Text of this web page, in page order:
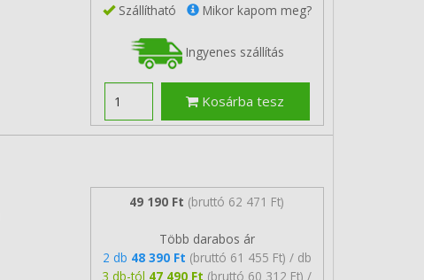
Szállítható Mikor kapom meg?
Ingyenes szállítás
Kosárba tesz
49 190 Ft (bruttó 62 471 Ft)
Több darabos ár
2 db 48 390 Ft (bruttó 61 455 Ft) / db
3 db-tól 47 490 Ft (bruttó 60 312 Ft) /